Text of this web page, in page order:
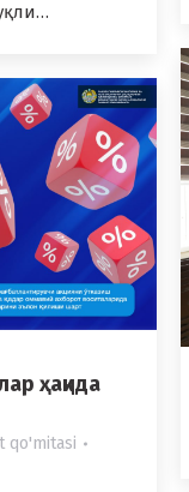
ҳақида
qo'mitasi